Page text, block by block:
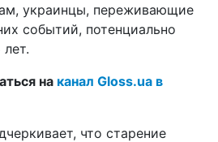
украинцы, переживающие
событий, потенциально
на канал Gloss.ua в
что старение